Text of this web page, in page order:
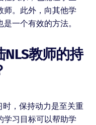
师。此外，向其他学
一个有效的方法。
教师的持
，保持动力是至关重
学习目标可以帮助学